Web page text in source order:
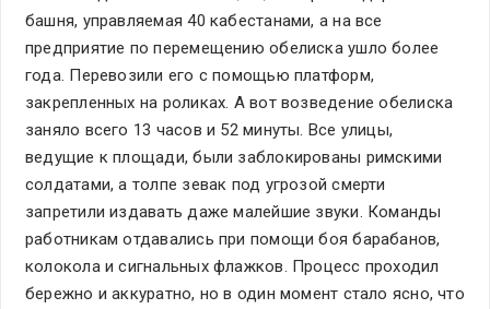
башня, управляемая 40 кабестанами, а на все
предприятие по перемещению обелиска ушло более
года. Перевозили его с помощью платформ,
закрепленных на роликах. А вот возведение обелиска
заняло всего 13 часов и 52 минуты. Все улицы,
ведущие к площади, были заблокированы римскими
солдатами, а толпе зевак под угрозой смерти
запретили издавать даже малейшие звуки. Команды
работникам отдавались при помощи боя барабанов,
колокола и сигнальных флажков. Процесс проходил
бережно и аккуратно, но в один момент стало ясно, что